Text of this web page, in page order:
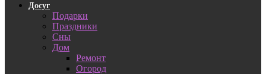
Досуг
Подарки
Праздники
Сны
Дом
Ремонт
Огород